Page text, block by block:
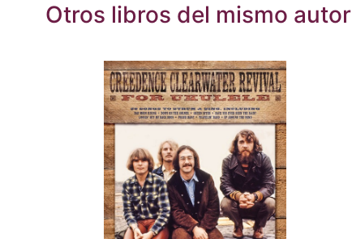
Otros libros del mismo autor